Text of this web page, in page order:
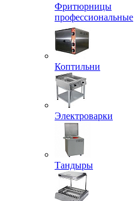
Фритюрницы
профессиональные
Коптильни
Электроварки
Тандыры